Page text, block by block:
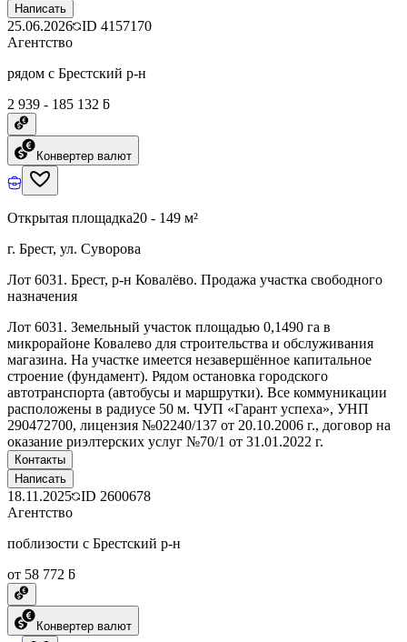
Написать
25.06.2026 ID 4157170
Агентство
рядом с Брестский р-н
2 939 - 185 132 ƃ
Конвертер валют
Открытая площадка20 - 149 м²
г. Брест, ул. Суворова
Лот 6031. Брест, р-н Ковалёво. Продажа участка свободного
назначения
Лот 6031. Земельный участок площадью 0,1490 га в
микрорайоне Ковалево для строительства и обслуживания
магазина. На участке имеется незавершённое капитальное
строение (фундамент). Рядом остановка городского
автотранспорта (автобусы и маршрутки). Все коммуникации
расположены в радиусе 50 м. ЧУП «Гарант успеха», УНП
290472700, лицензия №02240/137 от 20.10.2006 г., договор на
оказание риэлтерских услуг №70/1 от 31.01.2022 г.
Контакты
Написать
18.11.2025 ID 2600678
Агентство
поблизости с Брестский р-н
от 58 772 ƃ
Конвертер валют